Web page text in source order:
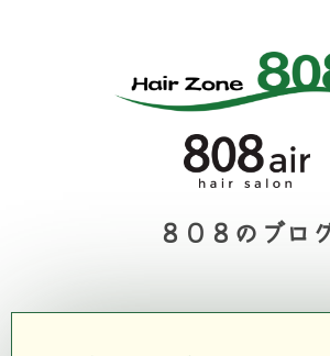
８０８のブログ